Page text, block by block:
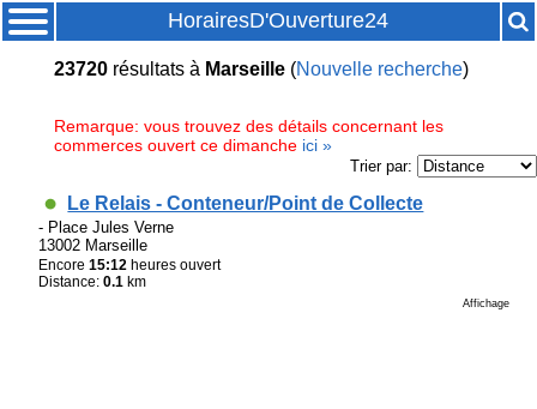
HorairesD'Ouverture24
23720résultatsà Marseille(Nouvelle recherche)
Remarque: vous trouvez des détails concernant les
commerces ouvert ce dimanche ici »
Trier par:
Le Relais - Conteneur/Point de Collecte
- Place Jules Verne
13002 Marseille
Encore15:12 heures ouvert
Distance:0.1 km
Affichage